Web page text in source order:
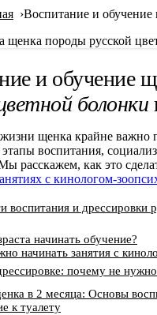
Воспитание и
и обучение
болонки
щенка крайне важно
этапы воспитания,
расскажем, как это
с кинологом-
воспитания и дрессировки
начинать обучение?
начинать занятия с
почему не
в 2 месяца: Основы
к туалету